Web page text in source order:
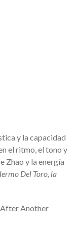
y la capacidad
el ritmo, el tono y
Zhao y la energía
Del Toro, la
After Another